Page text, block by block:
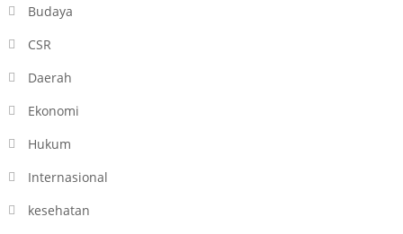
Budaya
CSR
Daerah
Ekonomi
Hukum
Internasional
kesehatan